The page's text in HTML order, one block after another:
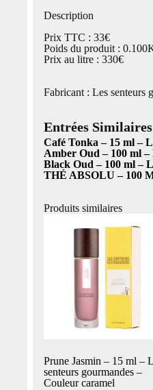
Description
Prix TTC : 33€
Poids du produit :
Prix au litre : 330€
Fabricant : Les senteurs
Entrées
Café Tonka – 15 ml –
Amber Oud – 100 ml –
Black Oud – 100 ml –
THÉ ABSOLU – 100
Produits similaires
Prune Jasmin – 15 ml –
senteurs gourmandes –
Couleur caramel